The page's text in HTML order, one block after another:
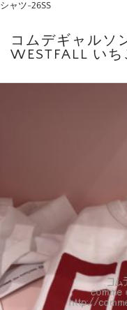
シャツ-26SS
コムデギャルソ
WESTFALL い